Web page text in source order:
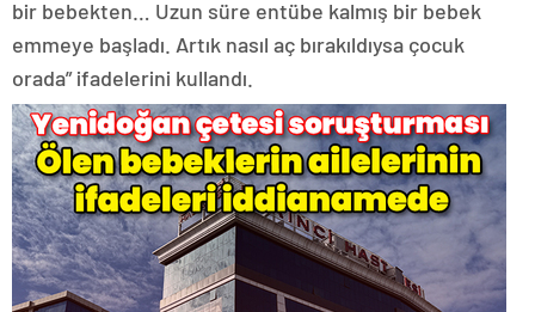
bir bebekten… Uzun süre entübe kalmış bir bebek
emmeye başladı. Artık nasıl aç bırakıldıysa çocuk
orada” ifadelerini kullandı.